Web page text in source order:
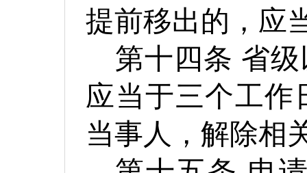
提前移出的，应
第十四条 省
应当于三个工作
当事人，解除相